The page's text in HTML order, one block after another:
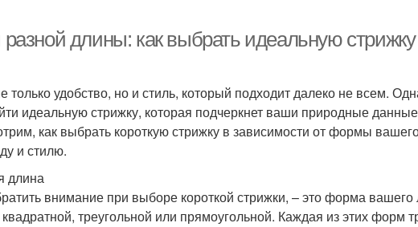
разной длины: как выбрать идеальную
только удобство, но и стиль, который подходит далеко не всем.
идеальную стрижку, которая подчеркнет ваши природные данные
как выбрать короткую стрижку в зависимости от формы
и стилю.
длина
внимание при выборе короткой стрижки, – это форма
треугольной или прямоугольной. Каждая из этих форм